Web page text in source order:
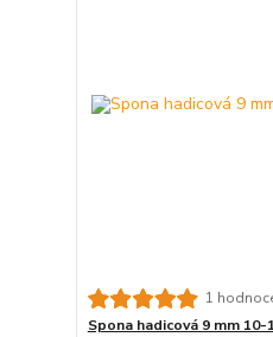
1
Spona hadicová 9 mm